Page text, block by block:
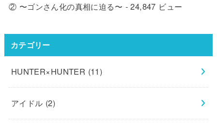
② 〜ゴンさん化の真相に迫る〜 - 24,847 ビュー
カテゴリー
HUNTER×HUNTER (11)
アイドル (2)